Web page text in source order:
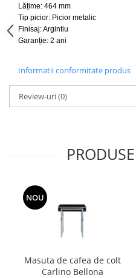
Vase WC suspendate
WC pentru persoane cu
Capace
Capace WC clasice
Capace bideuri
Pisoare
Lățime: 464 mm
Tip picior: Picior metalic
Finisaj: Argintiu
Garanție: 2 ani
Informatii conformitate produs
Review-uri(0)
NOU
Masuta de cafea de colt
Carlino Bellona